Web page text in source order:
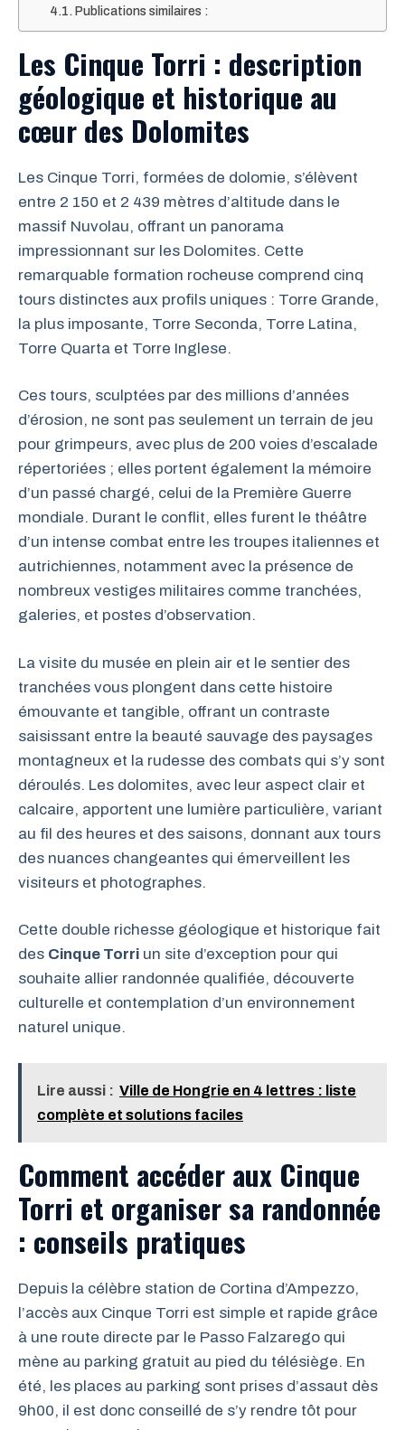
Publications similaires :
Les Cinque Torri : description
géologique et historique au
cœur des Dolomites
Les Cinque Torri, formées de dolomie, s’élèvent
entre 2 150 et 2 439 mètres d’altitude dans le
massif Nuvolau, offrant un panorama
impressionnant sur les Dolomites. Cette
remarquable formation rocheuse comprend cinq
tours distinctes aux profils uniques : Torre Grande,
la plus imposante, Torre Seconda, Torre Latina,
Torre Quarta et Torre Inglese.
Ces tours, sculptées par des millions d’années
d’érosion, ne sont pas seulement un terrain de jeu
pour grimpeurs, avec plus de 200 voies d’escalade
répertoriées ; elles portent également la mémoire
d’un passé chargé, celui de la Première Guerre
mondiale. Durant le conflit, elles furent le théâtre
d’un intense combat entre les troupes italiennes et
autrichiennes, notamment avec la présence de
nombreux vestiges militaires comme tranchées,
galeries, et postes d’observation.
La visite du musée en plein air et le sentier des
tranchées vous plongent dans cette histoire
émouvante et tangible, offrant un contraste
saisissant entre la beauté sauvage des paysages
montagneux et la rudesse des combats qui s’y sont
déroulés. Les dolomites, avec leur aspect clair et
calcaire, apportent une lumière particulière, variant
au fil des heures et des saisons, donnant aux tours
des nuances changeantes qui émerveillent les
visiteurs et photographes.
Cette double richesse géologique et historique fait
des Cinque Torri un site d’exception pour qui
souhaite allier randonnée qualifiée, découverte
culturelle et contemplation d’un environnement
naturel unique.
Lire aussi : Ville de Hongrie en 4 lettres : liste
complète et solutions faciles
Comment accéder aux Cinque
Torri et organiser sa randonnée
: conseils pratiques
Depuis la célèbre station de Cortina d’Ampezzo,
l’accès aux Cinque Torri est simple et rapide grâce
à une route directe par le Passo Falzarego qui
mène au parking gratuit au pied du télésiège. En
été, les places au parking sont prises d’assaut dès
9h00, il est donc conseillé de s’y rendre tôt pour